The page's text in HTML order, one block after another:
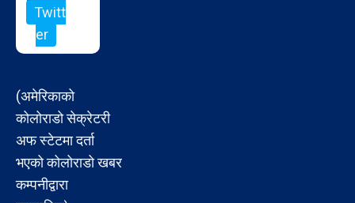
Twitt
er
(अमेरिकाको
कोलोराडो सेक्रेटरी
अफ स्टेटमा दर्ता
भएको कोलोराडो खबर
कम्पनीद्वारा